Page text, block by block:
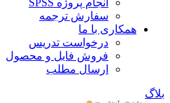
انجام پروژه SPSS
سفارش ترجمه
همکاری با ما
درخواست تدریس
فروش فایل و محصول
ارسال مطلب
بلاگ